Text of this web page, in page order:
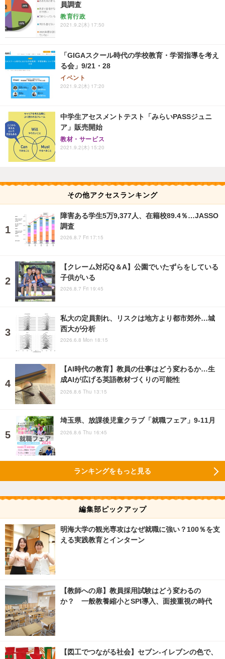
員調査
教育行政
2021.9.2(木) 17:50
「GIGAスクール時代の学校教育・学習指導を考え
る会」9/21・28
イベント
2021.9.2(木) 17:20
中学生アセスメントテスト「みらいPASSジュニ
ア」販売開始
教材・サービス
2021.9.2(木) 15:20
その他アクセスランキング
障害ある学生5万9,377人、在籍校89.4％…JASSO
調査
2026.8.7 Fri 17:15
【クレーム対応Q＆A】公園でいたずらをしている
子供がいる
2026.8.7 Fri 19:45
私大の定員割れ、リスクは地方より都市郊外…城
西大が分析
2026.6.8 Mon 18:15
【AI時代の教育】教員の仕事はどう変わるか…生
成AIが広げる英語教材づくりの可能性
2026.8.6 Thu 13:15
埼玉県、放課後児童クラブ「就職フェア」9-11月
2026.8.6 Thu 16:45
ランキングをもっと見る
編集部ピックアップ
明海大学の観光専攻はなぜ就職に強い？100％を支
える実践教育とインターン
【教師への扉】教員採用試験はどう変わるの
か？ 一般教養縮小とSPI導入、面接重視の時代
【図工でつながる社会】セブン‐イレブンの色で、